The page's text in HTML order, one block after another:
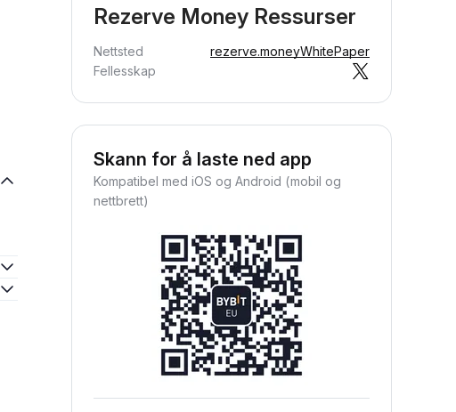
Rezerve Money Ressurser
Nettsted rezerve.moneyWhitePaper
Fellesskap
Skann for å laste ned app
Kompatibel med iOS og Android (mobil og
nettbrett)